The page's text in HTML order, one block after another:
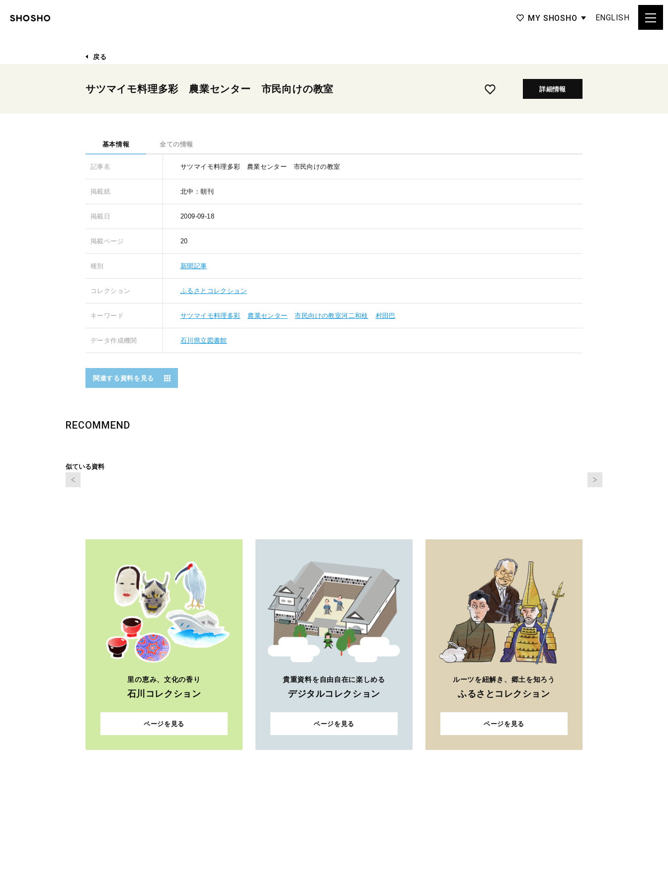
MY SHOSHO ENGLISH
戻る
サツマイモ料理多彩 農業センター 市民向けの教室 詳細情報
基本情報 全ての情報
記事名 サツマイモ料理多彩 農業センター 市民向けの教室
掲載紙 北中：朝刊
掲載日 2009-09-18
掲載ページ 20
種別 新聞記事
コレクション ふるさとコレクション
キーワード サツマイモ料理多彩 農業センター 市民向けの教室河二和枝 村田巴
データ作成機関 石川県立図書館
関連する資料を見る
RECOMMEND
似ている資料
里の恵み、文化の香り
石川コレクション
ページを見る
貴重資料を自由自在に楽しめる
デジタルコレクション
ページを見る
ルーツを紐解き、郷土を知ろう
ふるさとコレクション
ページを見る